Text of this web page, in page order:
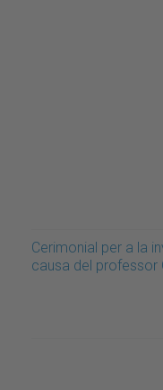
Cerimonial per a la
causa del professor